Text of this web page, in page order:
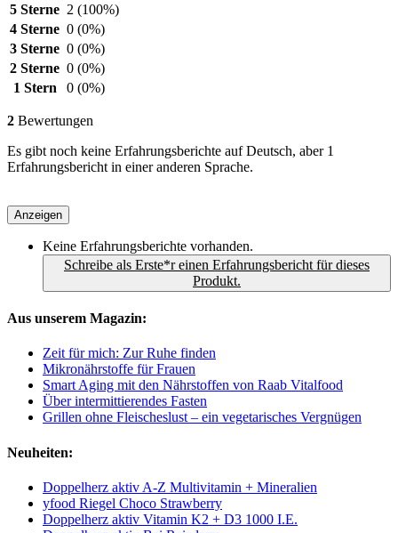
5 Sterne 2 (100%)
4 Sterne 0 (0%)
3 Sterne 0 (0%)
2 Sterne 0 (0%)
1 Stern
0 (0%)
2 Bewertungen
Es gibt noch keine Erfahrungsberichte auf Deutsch, aber 1
Erfahrungsbericht in einer anderen Sprache.
Anzeigen
Keine Erfahrungsberichte vorhanden.
Schreibe als Erste*r einen Erfahrungsbericht für dieses
Produkt.
Aus unserem Magazin:
Zeit für mich: Zur Ruhe finden
Mikronährstoffe für Frauen
Smart Aging mit den Nährstoffen von Raab Vitalfood
Über intermittierendes Fasten
Grillen ohne Fleischeslust – ein vegetarisches Vergnügen
Neuheiten:
Doppelherz aktiv A-Z Multivitamin + Mineralien
yfood Riegel Choco Strawberry
Doppelherz aktiv Vitamin K2 + D3 1000 I.E.